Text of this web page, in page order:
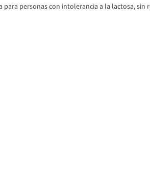
para personas con intolerancia a la lactosa, sin